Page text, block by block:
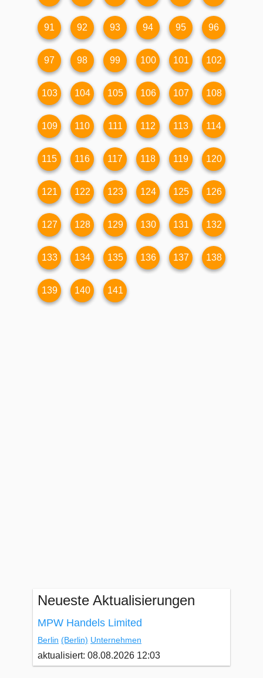
91 92 93 94 95 96
97 98 99 100 101 102
103 104 105 106 107 108
109 110 111 112 113 114
115 116 117 118 119 120
121 122 123 124 125 126
127 128 129 130 131 132
133 134 135 136 137 138
139 140 141
Neueste Aktualisierungen
MPW Handels Limited
Berlin (Berlin) Unternehmen
aktualisiert: 08.08.2026 12:03